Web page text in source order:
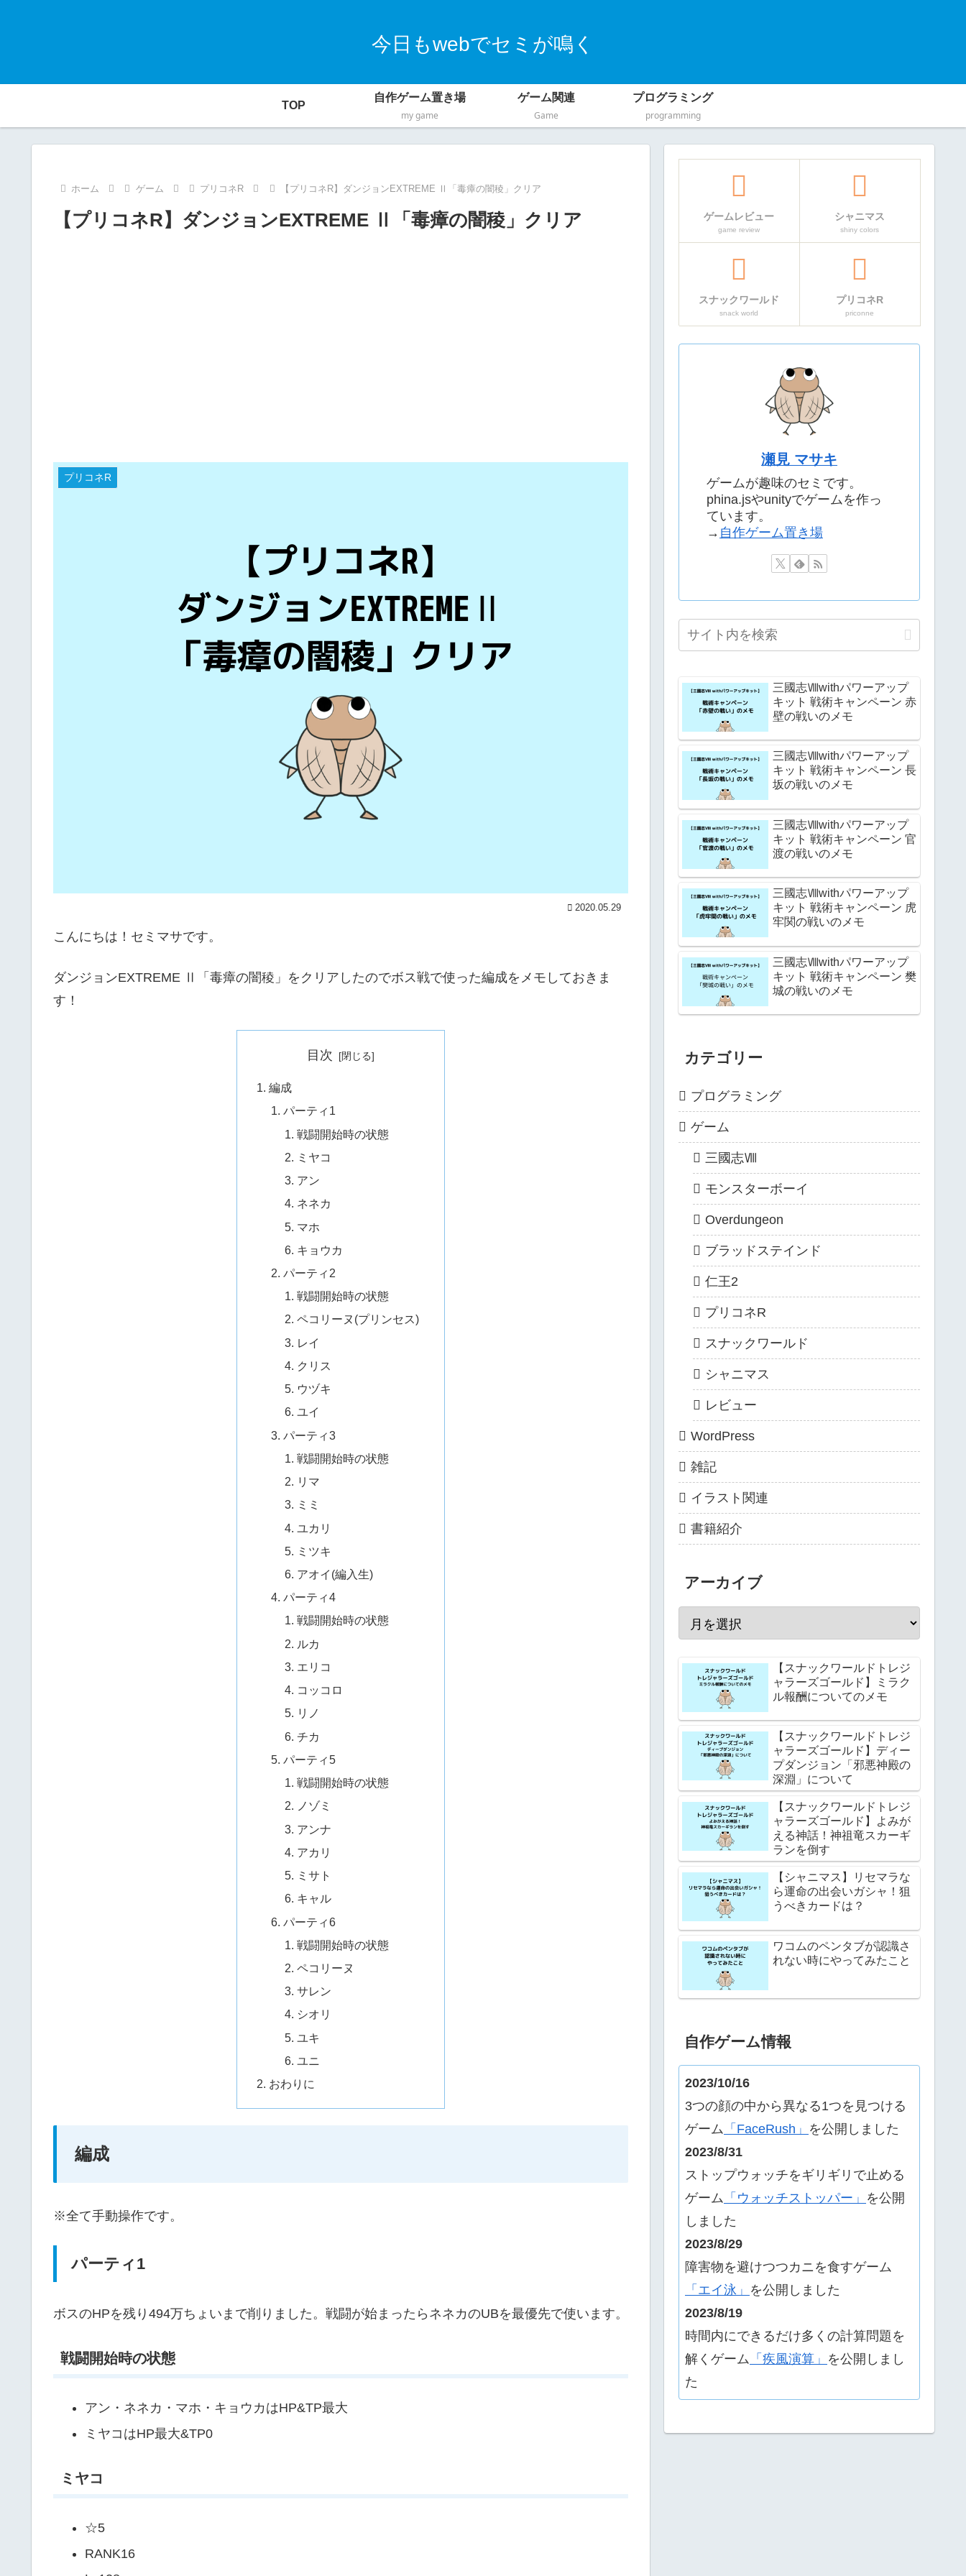
今日もwebでセミが鳴く
TOP
自作ゲーム置き場
my game
ゲーム関連
Game
プログラミング
programming
ホーム ゲーム プリコネR 【プリコネR】ダンジョンEXTREME Ⅱ「毒瘴の闇稜」クリア
【プリコネR】ダンジョンEXTREME Ⅱ「毒瘴の闇稜」クリア
プリコネR
2020.05.29
こんにちは！セミマサです。
ダンジョンEXTREME Ⅱ「毒瘴の闇稜」をクリアしたのでボス戦で使った編成をメモしておきま
す！
目次
編成
パーティ1
戦闘開始時の状態
ミヤコ
アン
ネネカ
マホ
キョウカ
パーティ2
戦闘開始時の状態
ペコリーヌ(プリンセス)
レイ
クリス
ウヅキ
ユイ
パーティ3
戦闘開始時の状態
リマ
ミミ
ユカリ
ミツキ
アオイ(編入生)
パーティ4
戦闘開始時の状態
ルカ
エリコ
コッコロ
リノ
チカ
パーティ5
戦闘開始時の状態
ノゾミ
アンナ
アカリ
ミサト
キャル
パーティ6
戦闘開始時の状態
ペコリーヌ
サレン
シオリ
ユキ
ユニ
おわりに
編成
※全て手動操作です。
パーティ1
ボスのHPを残り494万ちょいまで削りました。戦闘が始まったらネネカのUBを最優先で使います。
戦闘開始時の状態
アン・ネネカ・マホ・キョウカはHP&TP最大
ミヤコはHP最大&TP0
ミヤコ
☆5
RANK16
ゲームレビュー
game review
シャニマス
shiny colors
スナックワールド
snack world
プリコネR
priconne
瀬見 マサキ
ゲームが趣味のセミです。
phina.jsやunityでゲームを作っ
ています。
→ 自作ゲーム置き場
三國志Ⅷwithパワーアップ
キット 戦術キャンペーン 赤
壁の戦いのメモ
三國志Ⅷwithパワーアップ
キット 戦術キャンペーン 長
坂の戦いのメモ
三國志Ⅷwithパワーアップ
キット 戦術キャンペーン 官
渡の戦いのメモ
三國志Ⅷwithパワーアップ
キット 戦術キャンペーン 虎
牢関の戦いのメモ
三國志Ⅷwithパワーアップ
キット 戦術キャンペーン 樊
城の戦いのメモ
カテゴリー
プログラミング
ゲーム
三國志Ⅷ
モンスターボーイ
Overdungeon
ブラッドステインド
仁王2
プリコネR
スナックワールド
シャニマス
レビュー
WordPress
雑記
イラスト関連
書籍紹介
アーカイブ
【スナックワールドトレジ
ャラーズゴールド】ミラク
ル報酬についてのメモ
【スナックワールドトレジ
ャラーズゴールド】ディー
プダンジョン「邪悪神殿の
深淵」について
【スナックワールドトレジ
ャラーズゴールド】よみが
える神話！神祖竜スカーギ
ランを倒す
【シャニマス】リセマラな
ら運命の出会いガシャ！狙
うべきカードは？
ワコムのペンタブが認識さ
れない時にやってみたこと
自作ゲーム情報
2023/10/16
3つの顔の中から異なる1つを見つける
ゲーム 「FaceRush」 を公開しました
2023/8/31
ストップウォッチをギリギリで止める
ゲーム 「ウォッチストッパー」 を公開
しました
2023/8/29
障害物を避けつつカニを食すゲーム
「エイ泳」 を公開しました
2023/8/19
時間内にできるだけ多くの計算問題を
解くゲーム 「疾風演算」 を公開しまし
た